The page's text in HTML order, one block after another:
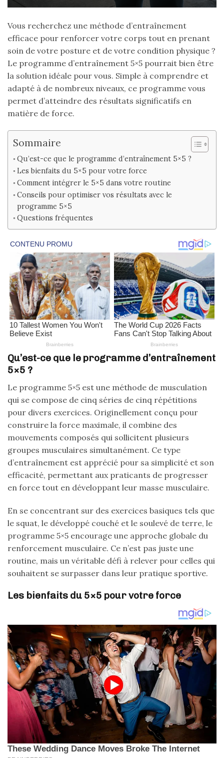
Vous recherchez une méthode d’entraînement
efficace pour renforcer votre corps tout en prenant
soin de votre posture et de votre condition physique ?
Le programme d’entraînement 5×5 pourrait bien être
la solution idéale pour vous. Simple à comprendre et
adapté à de nombreux niveaux, ce programme vous
permet d’atteindre des résultats significatifs en
matière de force.
Sommaire
Qu’est-ce que le programme d’entraînement 5×5 ?
Les bienfaits du 5×5 pour votre force
Comment intégrer le 5×5 dans votre routine
Conseils pour optimiser vos résultats avec le
programme 5×5
Questions fréquentes
Qu’est-ce que le programme d’entraînement
5×5 ?
Le programme 5×5 est une méthode de musculation
qui se compose de cinq séries de cinq répétitions
pour divers exercices. Originellement conçu pour
construire la force maximale, il combine des
mouvements composés qui sollicitent plusieurs
groupes musculaires simultanément. Ce type
d’entraînement est apprécié pour sa simplicité et son
efficacité, permettant aux praticants de progresser
en force tout en développant leur masse musculaire.
En se concentrant sur des exercices basiques tels que
le squat, le développé couché et le soulevé de terre, le
programme 5×5 encourage une approche globale du
renforcement musculaire. Ce n’est pas juste une
routine, mais un véritable défi à relever pour celles qui
souhaitent se surpasser dans leur pratique sportive.
Les bienfaits du 5×5 pour votre force